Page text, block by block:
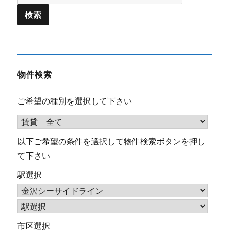
for:
物件検索
ご希望の種別を選択して下さい
以下ご希望の条件を選択して物件検索ボタンを押し
て下さい
駅選択
市区選択